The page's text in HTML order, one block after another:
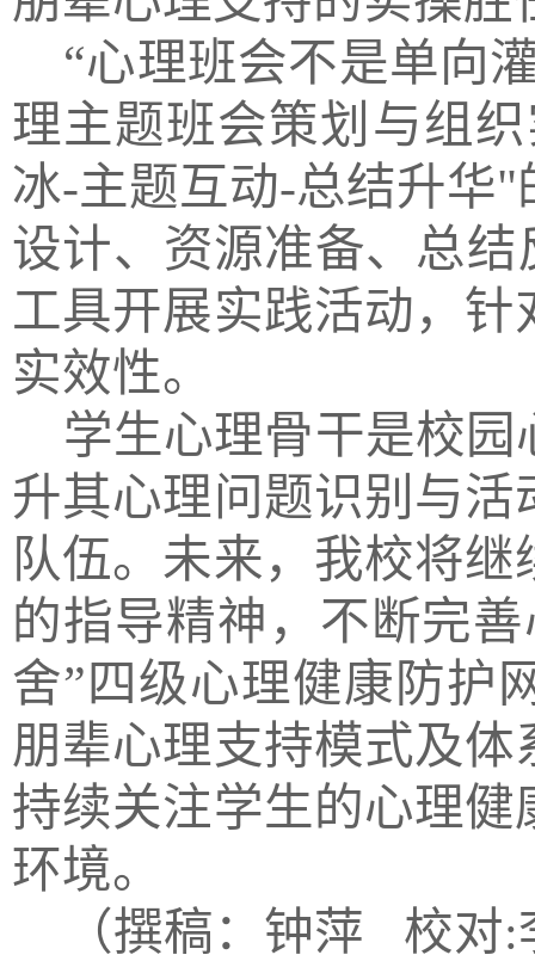
“心理班会不是单向
理主题班会策划与组
冰-主题互动-总结升华"
设计、 资源准备、总结
工具开展实践活动，针
实效性。
学生心理骨干是校园
升其心理问题识别与活
队伍。未来， 我校将继
的指导精神， 不断完
舍”四级心理健康防护
朋辈心理支持模式及体
持续关注学生的心理
环境。
（撰稿：钟萍 校对